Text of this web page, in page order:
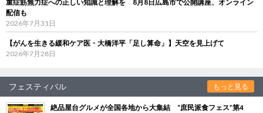
重症筋無力症への正しい知識と理解を 8月8日広島市で公開講座、オンライン
配信も
2026年7月31日
【がんを生きる緩和ケア医・大橋洋平「足し算命」】天空を見上げて
2026年7月28日
フェスティバル もっと見る
絶品屋台グルメが全国各地から大集結 “庶民派食フェス”第4